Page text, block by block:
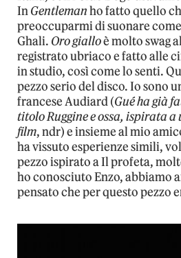
InGentlemanho fatto quello
preoccuparmi di suonare
Ghali. Oro gialloè molto swag
registrato ubriaco e fatto alle
in studio, così come lo senti.
pezzo serio del disco. Io sono
francese Audiard (Gué ha già
titolo Ruggine e ossa, ispirata
film, ndr) e insieme al mio
ha vissuto esperienze simili,
pezzo ispirato a Il profeta,
ho conosciuto Enzo, abbiamo
pensato che per questo pezzo